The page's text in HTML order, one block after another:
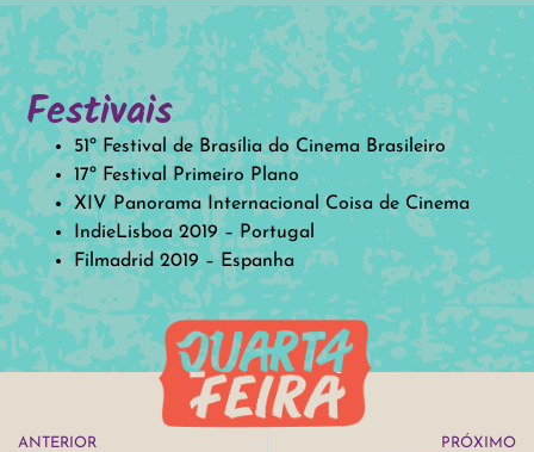
Festivais
51º Festival de Brasília do Cinema Brasileiro
17º Festival Primeiro Plano
XIV Panorama Internacional Coisa de Cinema
IndieLisboa 2019 – Portugal
Filmadrid 2019 – Espanha
ANTERIOR PRÓXIMO